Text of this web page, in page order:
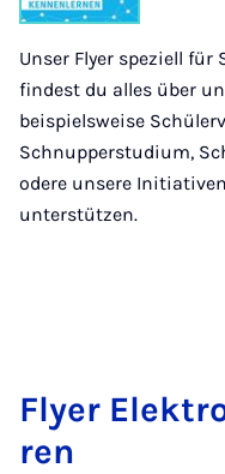
Unser Flyer speziell
findest du alles über
beispielsweise
Schnupperstudium,
odere unsere
unterstützen.
Flyer
ren